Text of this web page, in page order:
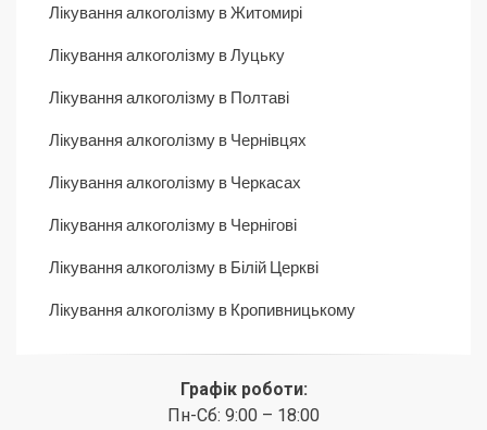
Лікування алкоголізму в Житомирі
Лікування алкоголізму в Луцьку
Лікування алкоголізму в Полтаві
Лікування алкоголізму в Чернівцях
Лікування алкоголізму в Черкасах
Лікування алкоголізму в Чернігові
Лікування алкоголізму в Білій Церкві
Лікування алкоголізму в Кропивницькому
Графік роботи:
Пн-Сб: 9:00 – 18:00